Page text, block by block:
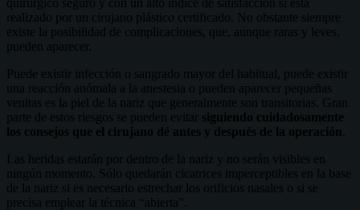
realizado por un cirujano plástico certificado. No obstante siempre
existe la posibilidad de complicaciones, que, aunque raras y leves,
pueden aparecer.
Puede existir infección o sangrado mayor del habitual, puede existir
una reacción anómala a la anestesia o pueden aparecer pequeñas
venitas es la piel de la nariz que generalmente son transitorias. Gran
parte de estos riesgos se pueden evitar siguiendo cuidadosamente
los consejos que el cirujano dé antes y después de la operación
Las heridas estarán por dentro de la nariz y no serán visibles en
ningún momento. Sólo quedarán cicatrices imperceptibles en la base
de la nariz si es necesario estrechar los orificios nasales o si se
precisa emplear la técnica “abierta”.